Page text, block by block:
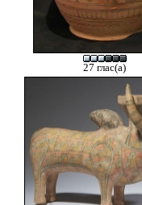
27 глас(а)